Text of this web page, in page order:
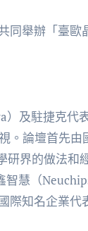
舉辦「臺歐
及駐捷克代
。論壇首先
界的做法和
慧（
際知名企業